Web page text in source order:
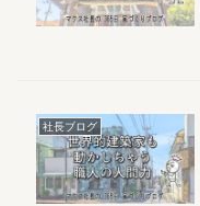
社長ブログ